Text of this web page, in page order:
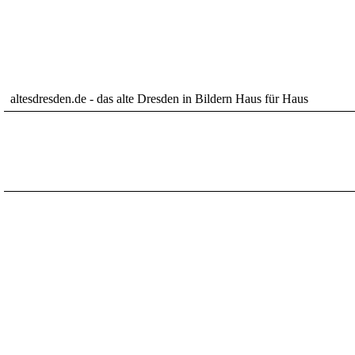
altesdresden.de - das alte Dresden in Bildern Haus für Haus